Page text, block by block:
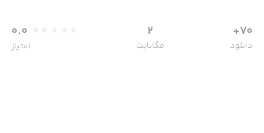
70+
دانلود
2
مگابایت
0.0
امتیاز